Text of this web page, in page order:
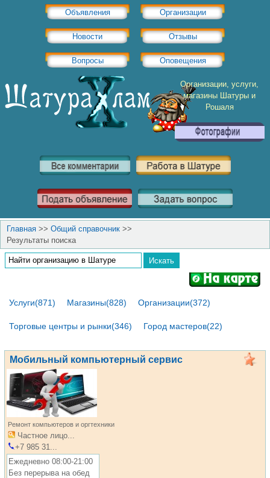
Объявления Организации
Новости Отзывы
Вопросы Оповещения
Организации, услуги,
магазины Шатуры и
Рошаля
Главная >> Общий справочник >>
Результаты поиска
Услуги(871) Магазины(828) Организации(372)
Торговые центры и рынки(346) Город мастеров(22)
Мобильный компьютерный сервис
Ремонт компьютеров и оргтехники
Частное лицо...
+7 985 31...
Ежедневно 08:00-21:00
Без перерыва на обед